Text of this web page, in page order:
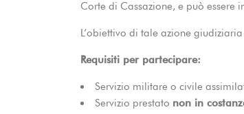
Corte di Cassazione, e può essere
L’obiettivo di tale azione
Requisiti per partecipare:
Servizio militare o civile
Servizio prestato non in